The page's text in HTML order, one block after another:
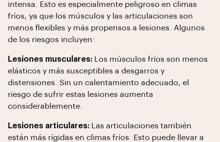
intensa. Esto es especialmente peligroso en climas
fríos, ya que los músculos y las articulaciones son
menos flexibles y más propensos a lesiones. Algunos
de los riesgos incluyen:
Lesiones musculares: Los músculos fríos son menos
elásticos y más susceptibles a desgarros y
distensiones. Sin un calentamiento adecuado, el
riesgo de sufrir estas lesiones aumenta
considerablemente.
Lesiones articulares: Las articulaciones también
están más rígidas en climas fríos. Esto puede llevar a